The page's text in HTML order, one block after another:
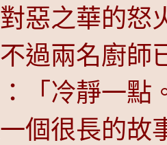
惡之華的怒
過兩名廚師
「冷靜一點
一個很長的故